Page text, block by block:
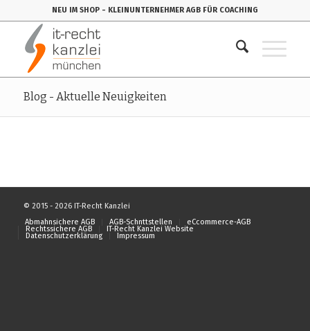
NEU IM SHOP - KLEINUNTERNEHMER AGB FÜR COACHING
Blog - Aktuelle Neuigkeiten
© 2015 - 2026 IT-Recht Kanzlei
Abmahnsichere AGB
AGB-Schnttstellen eCcommerce-AGB
Rechtssichere AGB IT-Recht Kanzlei Website
Datenschutzerklärung Impressum